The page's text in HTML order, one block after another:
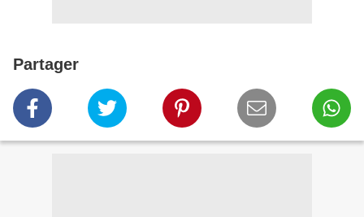
Partager